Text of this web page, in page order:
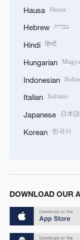
Hausa Hausa
Hebrew עברית
Hindi हिन्दी
Hungarian
Indonesian
Italian Italiano
Japanese 日本語
Korean 한국어
DOWNLOAD OUR